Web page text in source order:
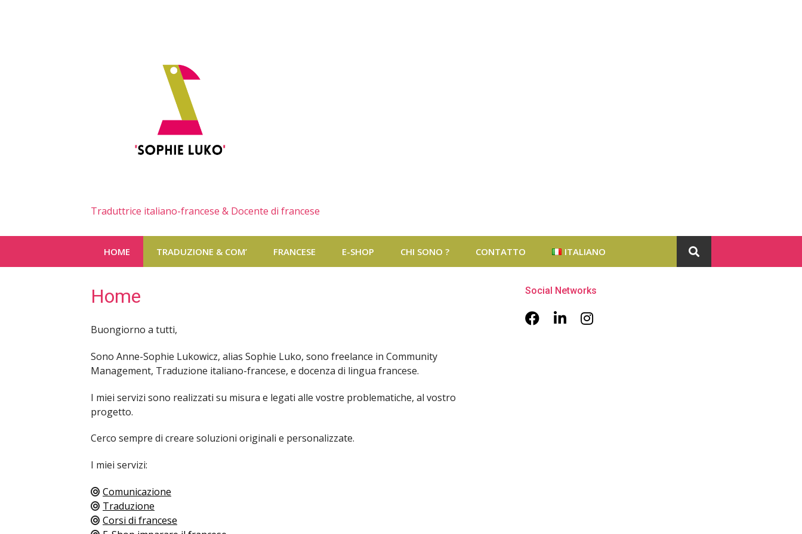
Traduttrice italiano-francese & Docente di francese
HOME TRADUZIONE & COM’ FRANCESE E-SHOP CHI SONO ? CONTATTO ITALIANO
Home
Buongiorno a tutti,
Sono Anne-Sophie Lukowicz, alias Sophie Luko, sono freelance in Community
Management, Traduzione italiano-francese, e docenza di lingua francese.
I miei servizi sono realizzati su misura e legati alle vostre problematiche, al vostro
progetto.
Cerco sempre di creare soluzioni originali e personalizzate.
I miei servizi:
Comunicazione
Traduzione
Corsi di francese
Social Networks
FacebookLinkedinInstagram